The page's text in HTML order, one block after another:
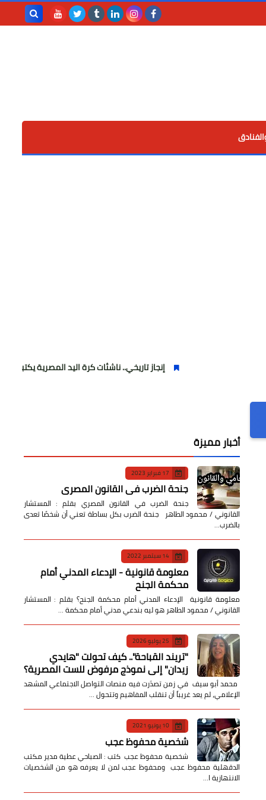
إنجاز تاريخي.. ناشئات كرة اليد المصرية يكتبن التاريخ
أخبار مميزة
17 فبراير 2023
جنحة الضرب في القانون المصري
جنحة الضرب في القانون المصري بقلم : المستشار
القانوني / محمود الطاهر جنحة الضرب بكل بساطة تعني أن شخصًا تعدى
بالضرب…
14 سبتمبر 2022
معلومة قانونية - الإدعاء المدني أمام
محكمة الجنح
معلومة قانونية الإدعاء المدني أمام محكمة الجنح؟ بقلم : المستشار
القانوني / محمود الطاهر هو ليه بندعي مدني أمام محكمة …
25 يوليو 2026
​"تريند القباحة".. كيف تحولت "هايدي
زيدان" إلى نموذج مرفوض للست المصرية؟
​ محمد أبو سيف ​في زمن تصدّرت فيه منصات التواصل الاجتماعي المشهد
الإعلامي، لم يعد غريباً أن تنقلب المفاهيم وتتحول …
10 يونيو 2021
شخصية محفوظ عجب
شخصية محفوظ عجب كتب : الصباحي عطية مدير مكتب
الدقهلية محفوظ عجب ومحفوظ عجب لمن لا يعرفه هو من الشخصيات
الانتهازية ا…